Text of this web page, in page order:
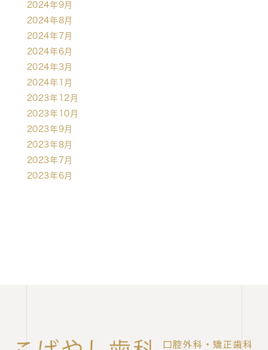
2024年9月
2024年8月
2024年7月
2024年6月
2024年3月
2024年1月
2023年12月
2023年10月
2023年9月
2023年8月
2023年7月
2023年6月